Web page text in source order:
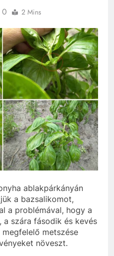
0 2 Mins
ablakpárkányán
a bazsalikomot,
a problémával, hogy a
szára fásodik és kevés
megfelelő metszése
növeszt.